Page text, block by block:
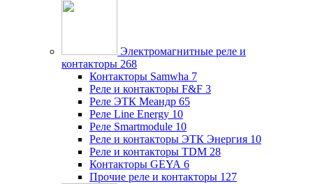
Электромагнитные реле и
контакторы 268
Контакторы Samwha 7
Реле и контакторы F&F 3
Реле ЭТК Меандр 65
Реле Line Energy 10
Реле Smartmodule 10
Реле и контакторы ЭТК Энергия 10
Реле и контакторы TDM 28
Контакторы GEYA 6
Прочие реле и контакторы 127